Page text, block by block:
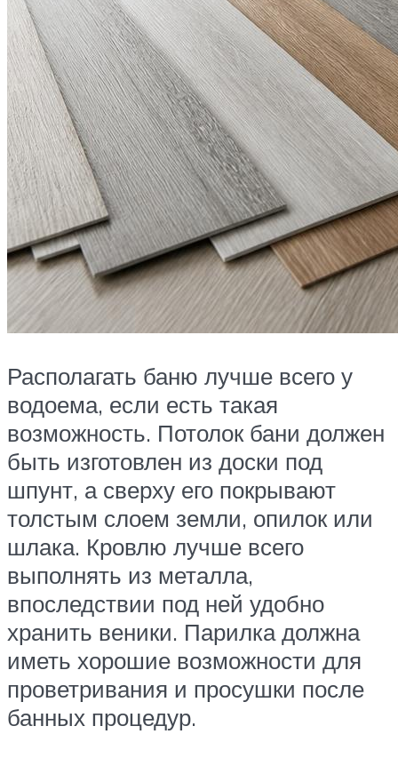
Располагать баню лучше всего у
водоема, если есть такая
возможность. Потолок бани должен
быть изготовлен из доски под
шпунт, а сверху его покрывают
толстым слоем земли, опилок или
шлака. Кровлю лучше всего
выполнять из металла,
впоследствии под ней удобно
хранить веники. Парилка должна
иметь хорошие возможности для
проветривания и просушки после
банных процедур.